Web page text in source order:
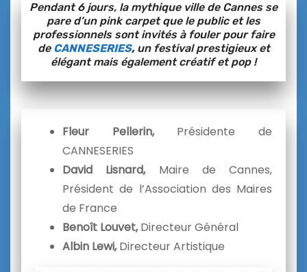
Pendant 6 jours, la mythique ville de Cannes se
pare d’un pink carpet que le public et les
professionnels sont invités à fouler pour faire
de CANNESERIES,un festival prestigieux et
élégant mais également créatif et pop !
Fleur Pellerin,Présidente de
CANNESERIES
David Lisnard,Maire de Cannes,
Président de l’Association des Maires
de France
Benoît Louvet,Directeur Général
Albin Lewi,Directeur Artistique